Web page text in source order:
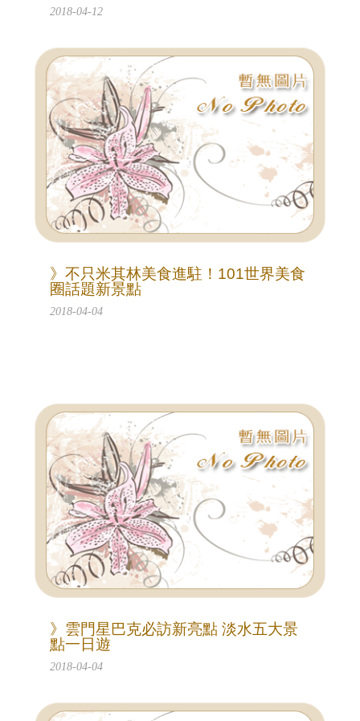
2018-04-12
》不只米其林美食進駐！101世界美食
圈話題新景點
2018-04-04
》雲門星巴克必訪新亮點 淡水五大景
點一日遊
2018-04-04